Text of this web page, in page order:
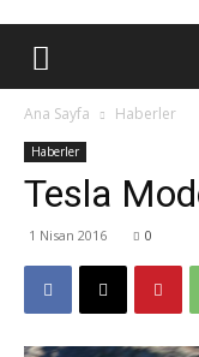
Ana Sayfa Haberler
Haberler
Tesla
1 Nisan 2016 0